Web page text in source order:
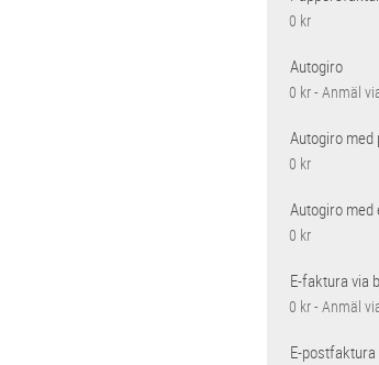
0 kr
Autogiro
0 kr - Anmäl
Autogiro
0 kr
Autogiro
0 kr
E-faktura via
0 kr - Anmäl
E-postfaktura